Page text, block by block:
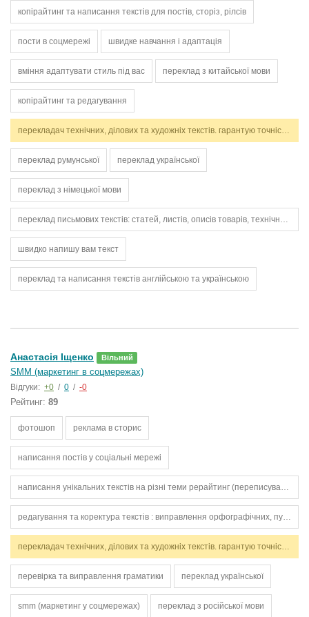
копірайтинг та написання текстів для постів, сторіз, рілсів
пости в соцмережі швидке навчання і адаптація
вміння адаптувати стиль під вас переклад з китайської мови
копірайтинг та редагування
перекладач технічних, ділових та художніх текстів. гарантую точність, стилістичну відповідність і дотримання термінів. працюю з англійською та українською мовами.
переклад румунської переклад української
переклад з німецької мови
переклад письмових текстів: статей, листів, описів товарів, технічних інструкцій
швидко напишу вам текст
переклад та написання текстів англійською та українською
Анастасія Іщенко Вільний
SMM (маркетинг в соцмережах)
Відгуки: +0 / 0 / -0
Рейтинг: 89
фотошоп реклама в сторис
написання постів у соціальні мережі
написання унікальних текстів на різні теми рерайтинг (переписування текстів без втрати сенсу) складання описів товарів для інтернет-магазинів написання статей для блогів та соцмереж робота з ключовими словами (seo — базовий рівень) грамотна українськ
редагування та коректура текстів : виправлення орфографічних, пунктуаційних, граматичних помилок.
перекладач технічних, ділових та художніх текстів. гарантую точність, стилістичну відповідність і дотримання термінів. працюю з англійською та українською мовами.
перевірка та виправлення граматики переклад української
smm (маркетинг у соцмережах) переклад з російської мови